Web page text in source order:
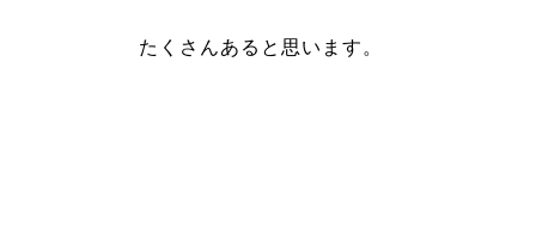
たくさんあると思います。